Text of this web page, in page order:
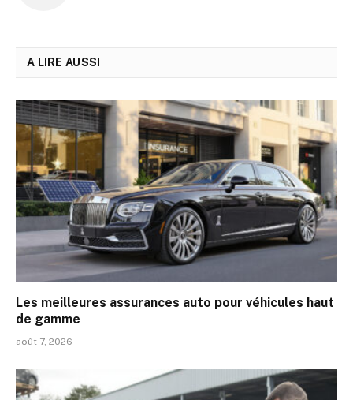
A LIRE AUSSI
Les meilleures assurances auto pour véhicules haut
de gamme
août 7, 2026